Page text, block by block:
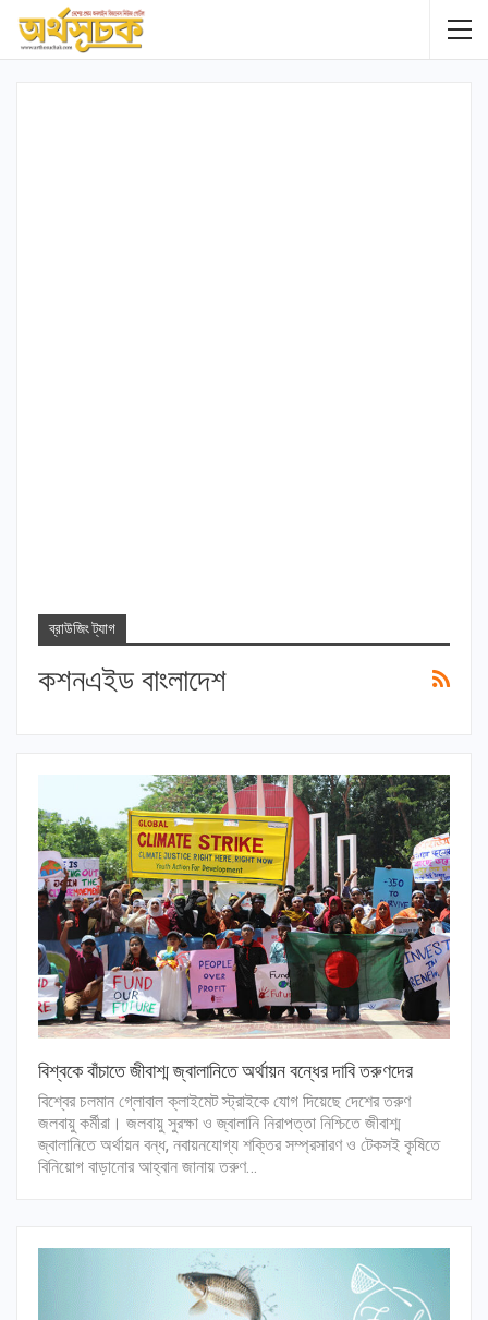
ব্রাউজিং ট্যাগ
কশনএইড বাংলাদেশ
বিশ্বকে বাঁচাতে জীবাশ্ম জ্বালানিতে অর্থায়ন বন্ধের দাবি তরুণদের
বিশ্বের চলমান গ্লোবাল ক্লাইমেট স্ট্রাইকে যোগ দিয়েছে দেশের তরুণ
জলবায়ু কর্মীরা। জলবায়ু সুরক্ষা ও জ্বালানি নিরাপত্তা নিশ্চিতে জীবাশ্ম
জ্বালানিতে অর্থায়ন বন্ধ, নবায়নযোগ্য শক্তির সম্প্রসারণ ও টেকসই কৃষিতে
বিনিয়োগ বাড়ানোর আহ্বান জানায় তরুণ…